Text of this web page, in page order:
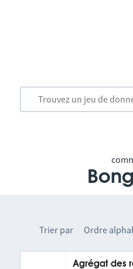
Trier par Ordre
Agrégat des